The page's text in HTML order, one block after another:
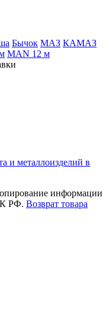
Бычок МАЗ КАМАЗ
MAN 12 м
информации
РФ. Возврат товара